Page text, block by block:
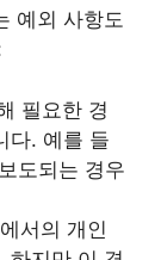
예외 사항도
필요한 경
다. 예를 들
도되는 경우
서의 개인